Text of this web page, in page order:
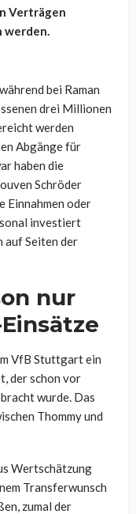
Verträgen
werden.
bei Raman
drei Millionen
werden
Abgänge für
haben die
Schröder
Einnahmen oder
investiert
auf Seiten der
nur
VfB Stuttgart ein
der schon vor
wurde. Das
Thommy und
Wertschätzung
Transferwunsch
zumal der